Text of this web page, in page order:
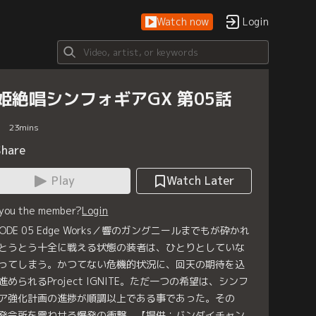
Watch now Login
絶唱シンフォギアGX 第05話
23mins
Play
Watch Later
the member?Login
05 Edge Works／響のガングニールまでもが砕かれ
うとう十全に戦える状態の装者は、ひとりとしていな
てしまう。かつてない危機的状況に、回天の期待を込
められるProject IGNITE。ただ一つの希望は、シンフ
強化計画の進捗が順調以上である事であった。その